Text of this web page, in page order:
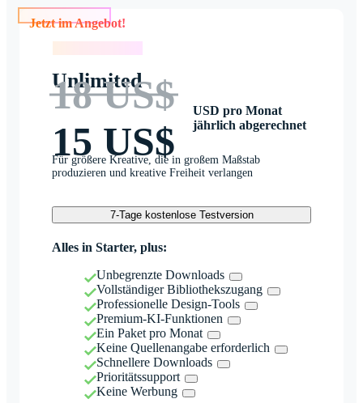
Jetzt im Angebot!
Unlimited
18 US$
15 US$
USD pro Monat
jährlich abgerechnet
Für größere Kreative, die in großem Maßstab
produzieren und kreative Freiheit verlangen
7-Tage kostenlose Testversion
Alles in Starter, plus:
Unbegrenzte Downloads
Vollständiger Bibliothekszugang
Professionelle Design-Tools
Premium-KI-Funktionen
Ein Paket pro Monat
Keine Quellenangabe erforderlich
Schnellere Downloads
Prioritätssupport
Keine Werbung